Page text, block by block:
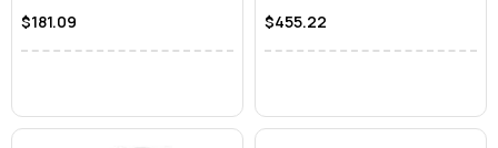
$181.09 $455.22